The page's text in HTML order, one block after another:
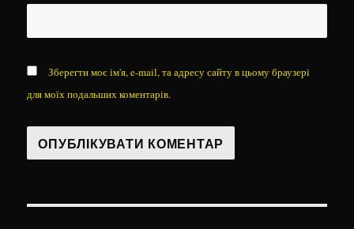
Зберегти моє ім'я, e-mail, та адресу сайту в цьому браузері
для моїх подальших коментарів.